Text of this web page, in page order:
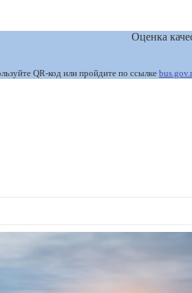
Оценка
QR-код или пройдите по ссылке